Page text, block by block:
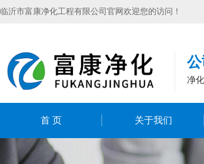
临沂市富康净化工程有限公司官网欢迎您的访问！
净
首 页 关于我们